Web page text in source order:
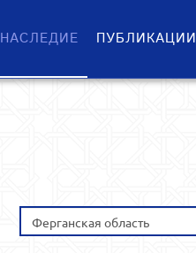
НАСЛЕДИЕ ПУБЛИКАЦИИ
Ферганская область